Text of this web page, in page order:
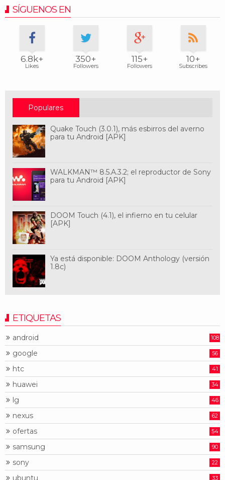
SÍGUENOS EN
6.8k+
Likes
350+
Followers
115+
Followers
10+
Subscribes
Populares
Quake Touch (3.0.1), más esbirros del averno
para tu Android [APK]
WALKMAN™ 8.5.A.3.2; el reproductor de Sony
para tu Android [APK]
DOOM Touch (4.1), el infierno en tu celular
[APK]
Ya está disponible: DOOM Anthology (versión
1.8c)
ETIQUETAS
android 108
google 56
htc 41
huawei 34
lg 46
nexus 62
ofertas 54
samsung 90
sony 22
ubuntu 33